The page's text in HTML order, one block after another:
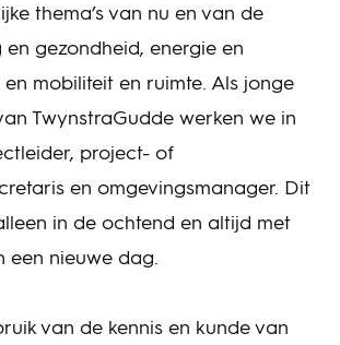
thema’s van nu en van de
en gezondheid, energie en
mobiliteit en ruimte. Als jonge
TwynstraGudde werken we in
project- of
en omgevingsmanager. Dit
in de ochtend en altijd met
een nieuwe dag.
van de kennis en kunde van